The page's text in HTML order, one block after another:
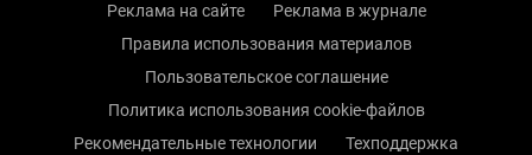
Реклама на сайте
Реклама в журнале
Правила использования материалов
Пользовательское соглашение
Политика использования cookie-файлов
Рекомендательные технологии
Техподдержка